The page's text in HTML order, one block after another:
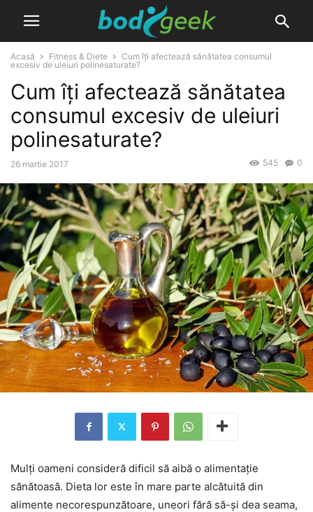
Acasă Fitness & Diete
Cum îți afectează sănătatea consumul
excesiv de uleiuri polinesaturate?
Cum îți afectează sănătatea
consumul excesiv de uleiuri
polinesaturate?
26 martie 2017 0
545
Mulți oameni consideră dificil să aibă o alimentație
sănătoasă. Dieta lor este în mare parte alcătuită din
alimente necorespunzătoare, uneori fără să-și dea seama,